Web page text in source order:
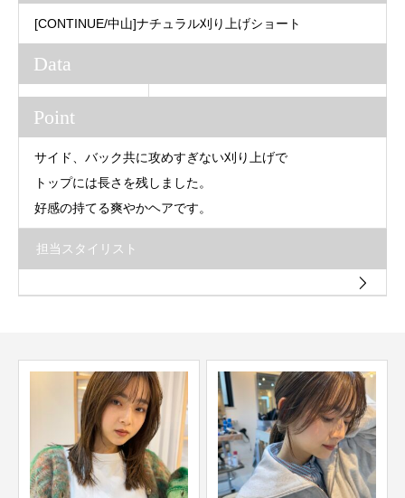
[CONTINUE/中山]ナチュラル刈り上げショート
Data
Point
サイド、バック共に攻めすぎない刈り上げで
トップには長さを残しました。
好感の持てる爽やかヘアです。
担当スタイリスト